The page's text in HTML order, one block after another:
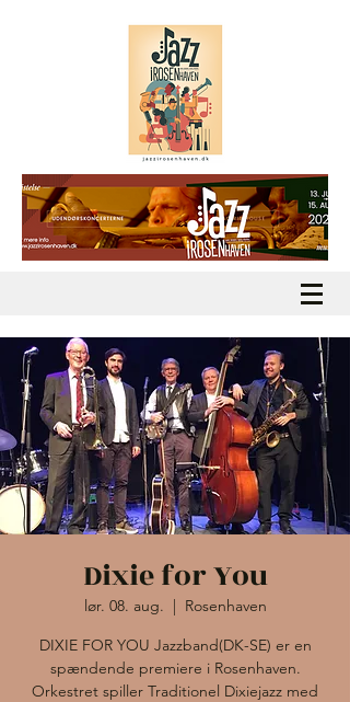
Dixie for You
lør. 08. aug.
  |
Rosenhaven
DIXIE FOR YOU Jazzband(DK-SE) er en
spændende premiere i Rosenhaven.
Orkestret spiller Traditionel Dixiejazz med